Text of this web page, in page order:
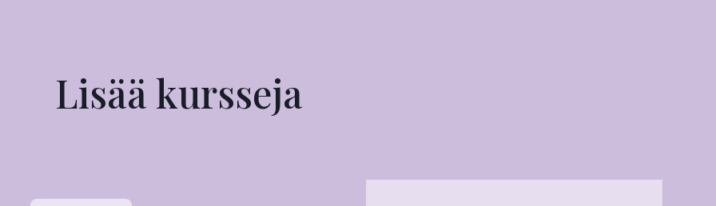
Lisää kursseja